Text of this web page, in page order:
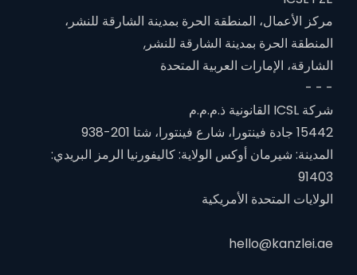
مركز الأعمال، المنطقة الحرة بمدينة الشارقة للنشر،
المنطقة الحرة بمدينة الشارقة للنشر,
الشارقة، الإمارات العربية المتحدة
- - -
شركة ICSL القانونية ذ.م.م.م
15442 جادة فينتورا، شارع فينتورا، شتا 201-938
المدينة: شيرمان أوكس الولاية: كاليفورنيا الرمز البريدي:
91403
الولايات المتحدة الأمريكية
hello@kanzlei.ae